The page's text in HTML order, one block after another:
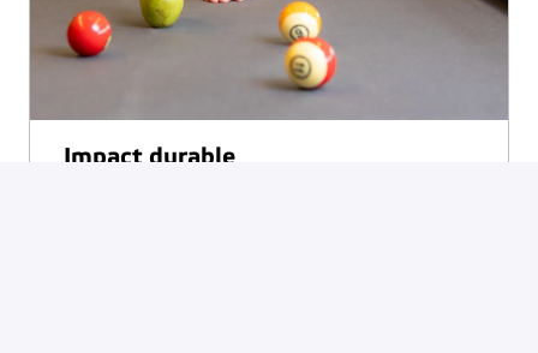
Impact durable